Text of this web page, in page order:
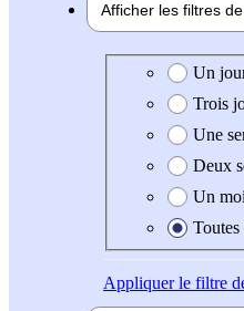
Afficher les filtres de
Date de création
Un
Trois
Une
Deux
Un
Appliquerle filtre